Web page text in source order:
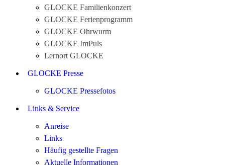
GLOCKE Familienkonzert
GLOCKE Ferienprogramm
GLOCKE Ohrwurm
GLOCKE ImPuls
Lernort GLOCKE
GLOCKE Presse
GLOCKE Pressefotos
Links & Service
Anreise
Links
Häufig gestellte Fragen
Aktuelle Informationen